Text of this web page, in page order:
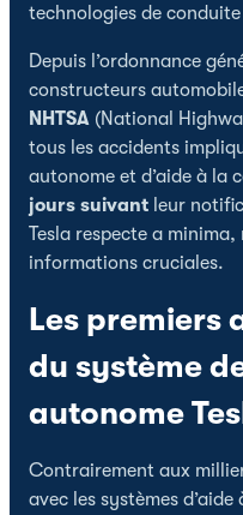
technologies de
Depuis l’ordonnance
constructeurs
NHTSA (National
tous les accidents
autonome et d’aide à la
jours suivant leur
Tesla respecte a
informations cruciales.
Les premiers
du système
autonome
Contrairement aux
avec les systèmes